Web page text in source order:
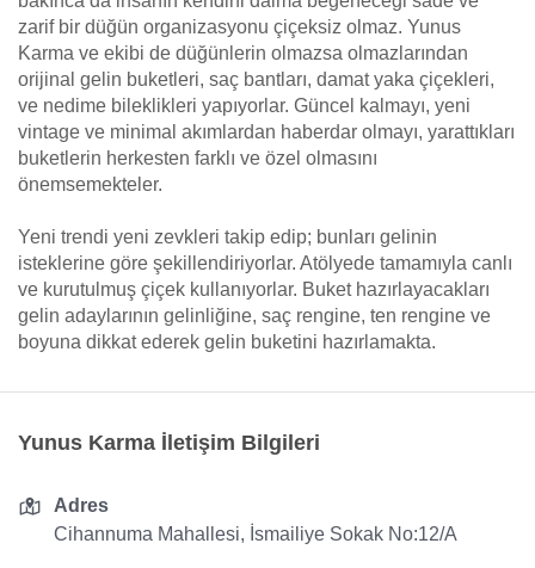
zarif bir düğün organizasyonu çiçeksiz olmaz. Yunus
Karma ve ekibi de düğünlerin olmazsa olmazlarından
orijinal gelin buketleri, saç bantları, damat yaka çiçekleri,
ve nedime bileklikleri yapıyorlar. Güncel kalmayı, yeni
vintage ve minimal akımlardan haberdar olmayı, yarattıkları
buketlerin herkesten farklı ve özel olmasını
önemsemekteler.
Yeni trendi yeni zevkleri takip edip; bunları gelinin
isteklerine göre şekillendiriyorlar. Atölyede tamamıyla canlı
ve kurutulmuş çiçek kullanıyorlar. Buket hazırlayacakları
gelin adaylarının gelinliğine, saç rengine, ten rengine ve
boyuna dikkat ederek gelin buketini hazırlamakta.
Yunus Karma İletişim Bilgileri
Adres
Cihannuma Mahallesi, İsmailiye Sokak No:12/A